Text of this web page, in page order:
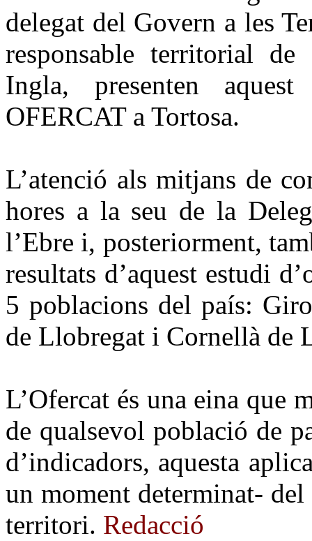
delegat del Govern a les
responsable territorial
Ingla, presenten
OFERCAT a Tortosa.
L’atenció als mitjans de
hores a la seu de la
l’Ebre i, posteriorment,
resultats d’aquest estudi
5 poblacions del país:
de Llobregat i Cornellà de
L’Ofercat és una eina que
de qualsevol població de
d’indicadors, aquesta
un moment determinat- del
territori. Redacció